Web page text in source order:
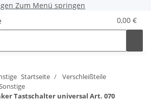
Zum Menü springen
0,00 €
Startseite
Verschleißteile
Tastschalter universal Art. 070